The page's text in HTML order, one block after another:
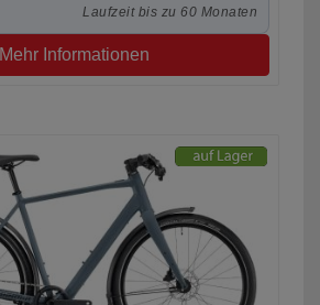
Laufzeit bis zu 60 Monaten
Mehr Informationen